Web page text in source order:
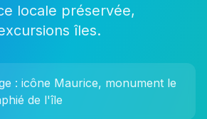
locale préservée,
îles.
: icône Maurice, monument le
de l'île